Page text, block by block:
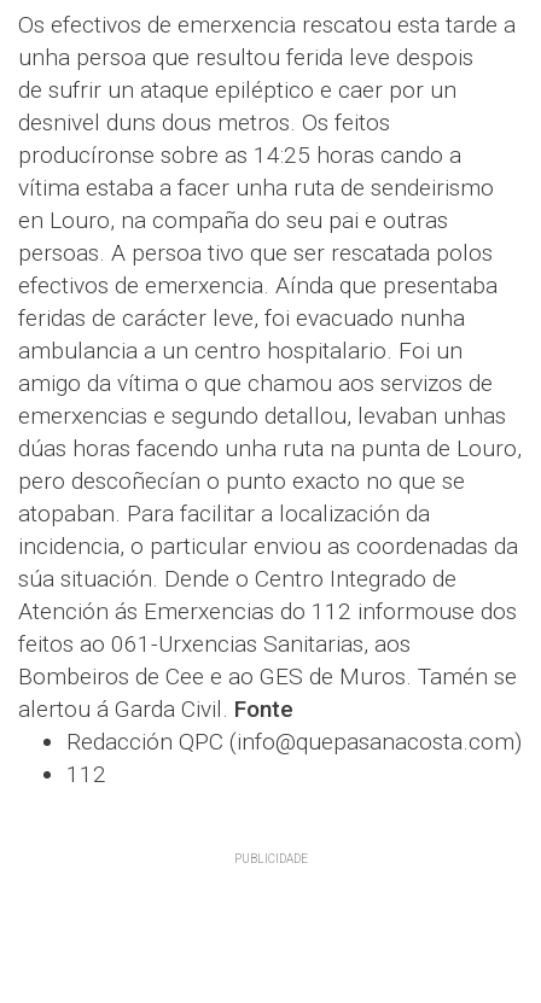
Os efectivos de emerxencia rescatou esta tarde a
unha persoa que resultou ferida leve despois
de sufrir un ataque epiléptico e caer por un
desnivel duns dous metros. Os feitos
producíronse sobre as 14:25 horas cando a
vítima estaba a facer unha ruta de sendeirismo
en Louro, na compaña do seu pai e outras
persoas. A persoa tivo que ser rescatada polos
efectivos de emerxencia. Aínda que presentaba
feridas de carácter leve, foi evacuado nunha
ambulancia a un centro hospitalario. Foi un
amigo da vítima o que chamou aos servizos de
emerxencias e segundo detallou, levaban unhas
dúas horas facendo unha ruta na punta de Louro,
pero descoñecían o punto exacto no que se
atopaban. Para facilitar a localización da
incidencia, o particular enviou as coordenadas da
súa situación. Dende o Centro Integrado de
Atención ás Emerxencias do 112 informouse dos
feitos ao 061-Urxencias Sanitarias, aos
Bombeiros de Cee e ao GES de Muros. Tamén se
alertou á Garda Civil. Fonte
Redacción QPC (info@quepasanacosta.com)
112